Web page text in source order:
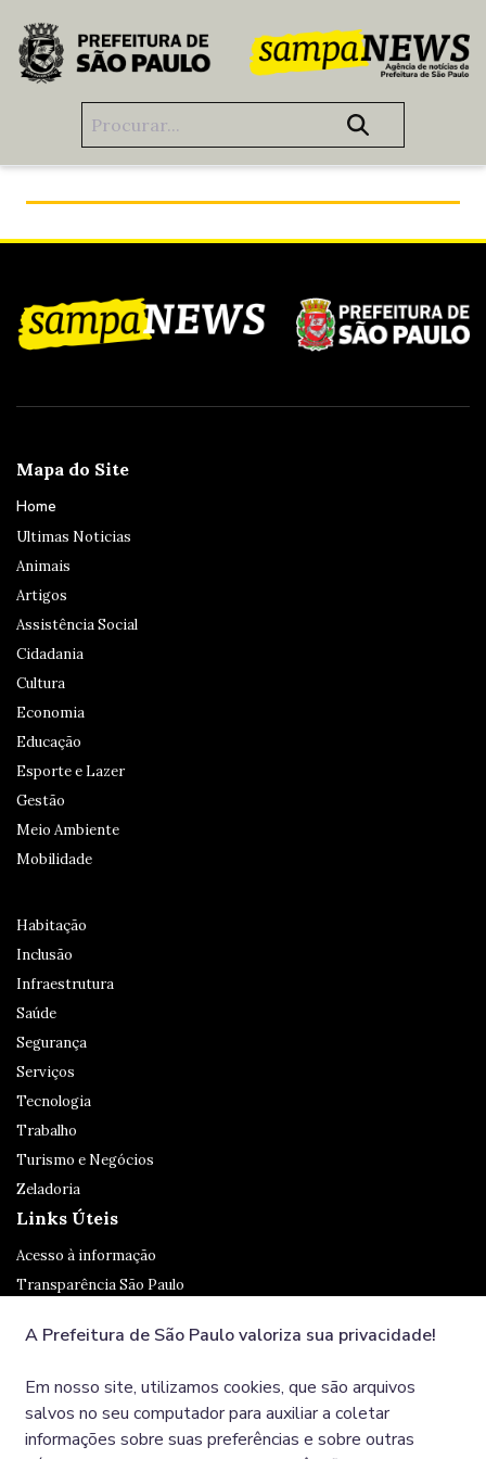
Pular para o Conteúdo principal
Mapa do Site
Home
Ultimas Noticias
Animais
Artigos
Assistência Social
Cidadania
Cultura
Economia
Educação
Esporte e Lazer
Gestão
Meio Ambiente
Mobilidade
Habitação
Inclusão
Infraestrutura
Saúde
Segurança
Serviços
Tecnologia
Trabalho
Turismo e Negócios
Zeladoria
Links Úteis
Acesso à informação
Transparência São Paulo
Ouvidoria
A Prefeitura de São Paulo valoriza sua privacidade!
Em nosso site, utilizamos cookies, que são arquivos
salvos no seu computador para auxiliar a coletar
informações sobre suas preferências e sobre outras